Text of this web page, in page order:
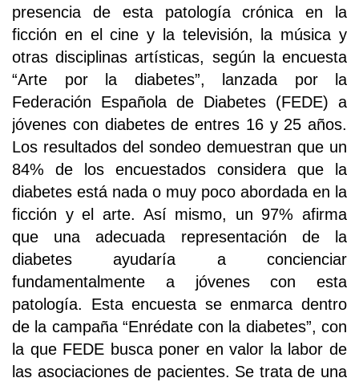
presencia de esta patología crónica en la
ficción en el cine y la televisión, la música y
otras disciplinas artísticas, según la encuesta
“Arte por la diabetes”, lanzada por la
Federación Española de Diabetes (FEDE) a
jóvenes con diabetes de entres 16 y 25 años.
Los resultados del sondeo demuestran que un
84% de los encuestados considera que la
diabetes está nada o muy poco abordada en la
ficción y el arte. Así mismo, un 97% afirma
que una adecuada representación de la
diabetes ayudaría a concienciar
fundamentalmente a jóvenes con esta
patología. Esta encuesta se enmarca dentro
de la campaña “Enrédate con la diabetes”, con
la que FEDE busca poner en valor la labor de
las asociaciones de pacientes. Se trata de una